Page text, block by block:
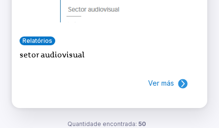
Relatórios
setor audiovisual
Ver más
Quantidade encontrada: 50